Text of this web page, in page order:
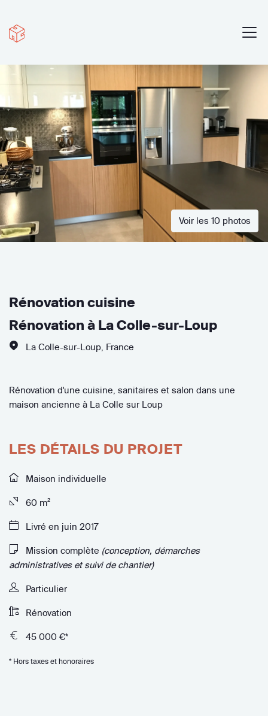
Voir les 10 photos
Rénovation cuisine
Rénovation à La Colle-sur-Loup
La Colle-sur-Loup France
Rénovation d'une cuisine, sanitaires et salon dans une
maison ancienne à La Colle sur Loup
LES DÉTAILS DU PROJET
Maison individuelle
60 m²
Livré en juin 2017
Mission complète (conception, démarches
administratives et suivi de chantier)
Particulier
Rénovation
45 000 €*
* Hors taxes et honoraires